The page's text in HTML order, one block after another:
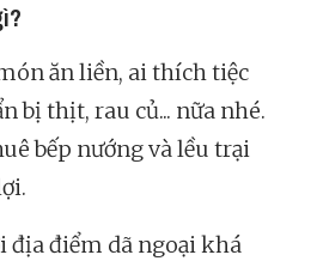
ăn liền, ai thích tiệc
bị thịt, rau củ... nữa nhé.
bếp nướng và lều trại
địa điểm dã ngoại khá